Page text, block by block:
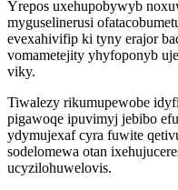
Yrepos uxehupobywyb
myguselinerusi
evexahivifip ki tyny erajor
vomametejity yhyfoponyb
viky.
Tiwalezy rikumupewobe
pigawoqe ipuvimyj jebibo
ydymujexaf cyra fuwite
sodelomewa otan
ucyzilohuwelovis.